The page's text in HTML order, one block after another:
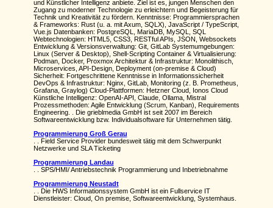
und Künstlicher Intelligenz anbiete. Ziel ist es, jungen Menschen den
Zugang zu moderner Technologie zu erleichtern und Begeisterung für
Technik und Kreativität zu fördern. Kenntnisse: Programmiersprachen
& Frameworks: Rust (u. a. mit Axum, SQLX), JavaScript / TypeScript,
Vue.js Datenbanken: PostgreSQL, MariaDB, MySQL, SQL
Webtechnologien: HTML5, CSS3, RESTful APIs, JSON, Websockets
Entwicklung & Versionsverwaltung: Git, GitLab Systemumgebungen:
Linux (Server & Desktop), Shell-Scripting Container & Virtualisierung:
Podman, Docker, Proxmox Architektur & Infrastruktur: Monolithisch,
Microservices, API-Design, Deployment (on-premise & Cloud)
Sicherheit: Fortgeschrittene Kenntnisse in Informationssicherheit
DevOps & Infrastruktur: Nginx, GitLab, Monitoring (z. B. Prometheus,
Grafana, Graylog) Cloud-Plattformen: Hetzner Cloud, Ionos Cloud
Künstliche Intelligenz: OpenAI-API, Claude, Ollama, Mistral
Prozessmethoden: Agile Entwicklung (Scrum, Kanban), Requirements
Engineering. . Die grieblmedia GmbH ist seit 2007 im Bereich
Softwareentwicklung bzw. Individualsoftware für Unternehmen tätig.
Programmierung Groß Gerau
. . Field Service Provider bundesweit tätig mit dem Schwerpunkt
Netzwerke und SLA Ticketing
Programmierung Landau
. . SPS/HMI/ Antriebstechnik Programmierung und Inbetriebnahme
Programmierung Neustadt
. . Die HWS Informationssystem GmbH ist ein Fullservice IT
Dienstleister: Cloud, On premise, Softwareentwicklung, Systemhaus.